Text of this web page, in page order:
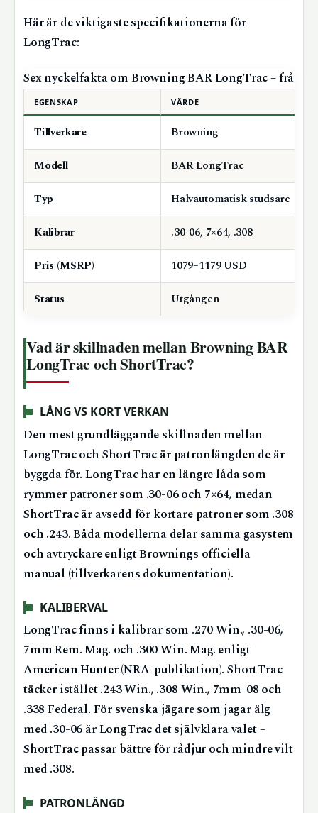
Här är de viktigaste specifikationerna för
LongTrac:
Sex nyckelfakta om Browning BAR LongTrac – från
EGENSKAP VÄRDE
Tillverkare Browning
Modell BAR LongTrac
Typ Halvautomatisk studsare
Kalibrar .30-06, 7×64, .308
Pris (MSRP) 1079–1179 USD
Status Utgången
Vad är skillnaden mellan Browning BAR
LongTrac och ShortTrac?
LÅNG VS KORT VERKAN
Den mest grundläggande skillnaden mellan
LongTrac och ShortTrac är patronlängden de är
byggda för. LongTrac har en längre låda som
rymmer patroner som .30-06 och 7×64, medan
ShortTrac är avsedd för kortare patroner som .308
och .243. Båda modellerna delar samma gasystem
och avtryckare enligt Brownings officiella
manual (tillverkarens dokumentation).
KALIBERVAL
LongTrac finns i kalibrar som .270 Win., .30-06,
7mm Rem. Mag. och .300 Win. Mag. enligt
American Hunter (NRA-publikation). ShortTrac
täcker istället .243 Win., .308 Win., 7mm-08 och
.338 Federal. För svenska jägare som jagar älg
med .30-06 är LongTrac det självklara valet –
ShortTrac passar bättre för rådjur och mindre vilt
med .308.
PATRONLÄNGD